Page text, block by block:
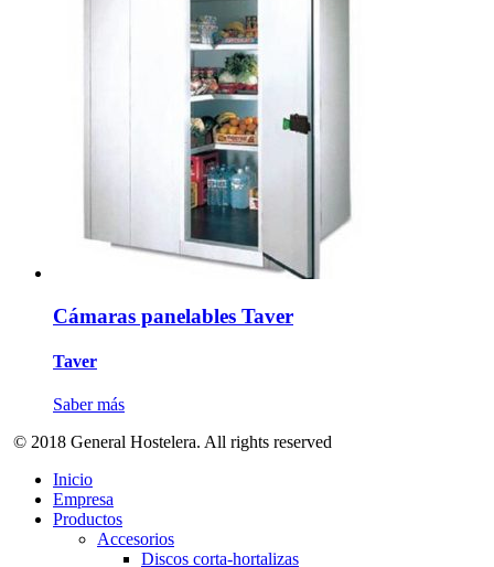
Cámaras panelables Taver
Taver
Saber más
© 2018 General Hostelera. All rights reserved
Inicio
Empresa
Productos
Accesorios
Discos corta-hortalizas